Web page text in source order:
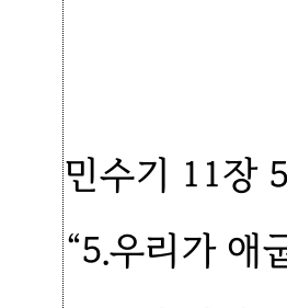
민수기 11장
“5.우리가 애